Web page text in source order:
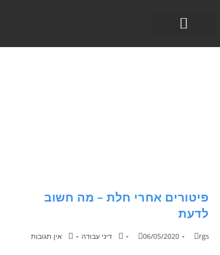
פיטורים אחרי חלת – מה חשוב
לדעת
rgs
06/05/2020 דיני עבודה אין תגובות